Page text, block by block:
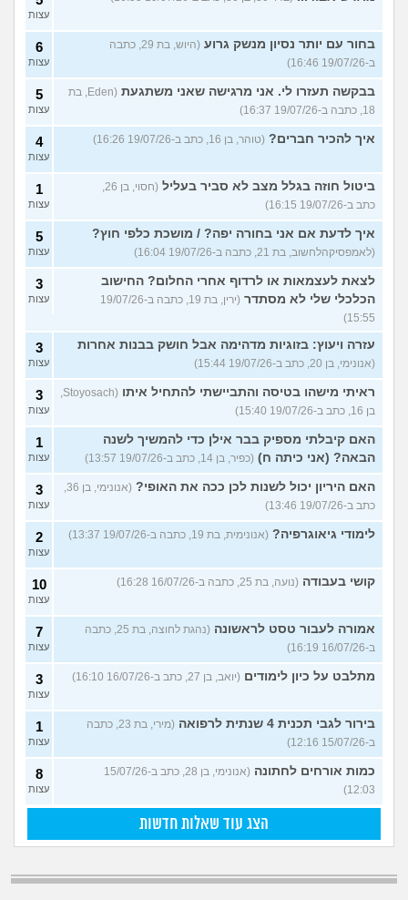
עצות
בחור עם יותר נסיון מנשק גרוע
(היוש, בת 29, כתבה
ב-19/07/26 16:46)
6
עצות
בבקשה תעזרו לי. אני מרגישה שאני משתגעת
(Eden, בת
18, כתבה ב-19/07/26 16:37)
5
עצות
איך להכיר חברים? (טוהר, בן 16, כתב ב-19/07/26 16:26) 4
עצות
ביטול חוזה בגלל מצב לא סביר בעליל
כתב ב-19/07/26 16:15)
1
עצות
איך לדעת אם אני בחורה יפה? / מושכת כלפי חוץ?
(לאמפסיקהלחשוב, בת 21, כתבה ב-19/07/26 16:04)
5
עצות
לצאת לעצמאות או לרדוף אחרי החלום? החישוב
הכלכלי שלי לא מסתדר
(ירין, בת 19, כתבה ב-19/07/26
15:55)
3
עצות
עזרה ויעוץ: בזוגיות מדהימה אבל חושק בבנות אחרות
(אנונימי, בן 20, כתב ב-19/07/26 15:44)
3
עצות
ראיתי מישהו בטיסה והתביישתי להתחיל איתו
בן 16, כתב ב-19/07/26 15:40)
3
עצות
האם קיבלתי מספיק בבר אילן כדי להמשיך לשנה
הבאה? (אני כיתה ח) (כפיר, בן 14, כתב ב-19/07/26 13:57)
1
עצות
האם היריון יכול לשנות לכן ככה את האופי?
כתב ב-19/07/26 13:46)
3
עצות
לימודי גיאוגרפיה? (אנונימית, בת 19, כתבה ב-19/07/26 13:37) 2
עצות
קושי בעבודה (נועה, בת 25, כתבה ב-16/07/26 16:28) 10
עצות
אמורה לעבור טסט לראשונה
(נהגת לחוצה, בת 25, כתבה
ב-16/07/26 16:19)
7
עצות
מתלבט על כיון לימודים (יואב, בן 27, כתב ב-16/07/26 16:10) 3
עצות
בירור לגבי תכנית 4 שנתית לרפואה
(מירי, בת 23, כתבה
ב-15/07/26 12:16)
1
עצות
כמות אורחים לחתונה
(אנונימי, בן 28, כתב ב-15/07/26
12:03)
8
עצות
הצג עוד שאלות חדשות